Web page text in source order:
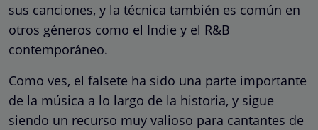
sus canciones, y la técnica también es común en
otros géneros como el Indie y el R&B
contemporáneo.
Como ves, el falsete ha sido una parte importante
de la música a lo largo de la historia, y sigue
siendo un recurso muy valioso para cantantes de